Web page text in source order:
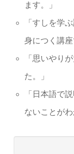
ます。」
「すしを学
身につく講座
「思いやり
た。」
「日本語で
ないことが